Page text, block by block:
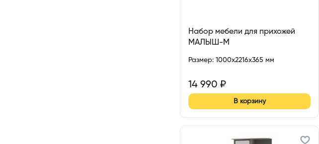
Набор мебели для прихожей
МАЛЫШ-М
Размер: 1000x2216x365 мм
14 990 ₽
В корзину